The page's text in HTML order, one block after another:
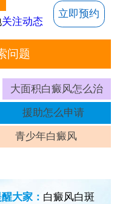
关注动态
立即预约
问题
大面积白癜风怎么治
援助怎么申请
青少年白癜风
大家： 白癜风白斑